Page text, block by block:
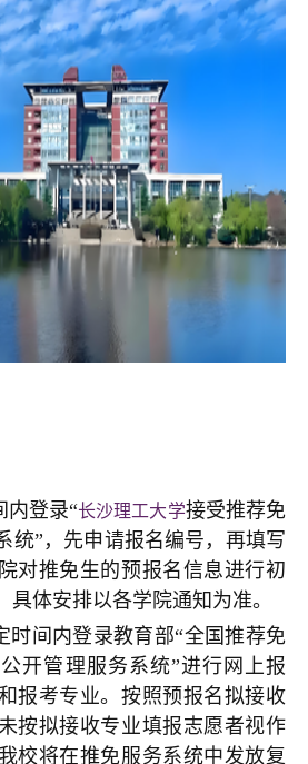
内登录“长沙理工大学接受推荐免
统”，先申请报名编号，再填写
对推免生的预报名信息进行初
具体安排以各学院通知为准。
时间内登录教育部“全国推荐免
开管理服务系统”进行网上报
报考专业。按照预报名拟接收
按拟接收专业填报志愿者视作
校将在推免服务系统中发放复